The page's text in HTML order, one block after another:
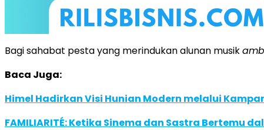
Bagi sahabat pesta yang merindukan alunan musik
Baca Juga:
Himel Hadirkan Visi Hunian Modern melalui
FAMILIARITÉ: Ketika Sinema dan Sastra Bertemu